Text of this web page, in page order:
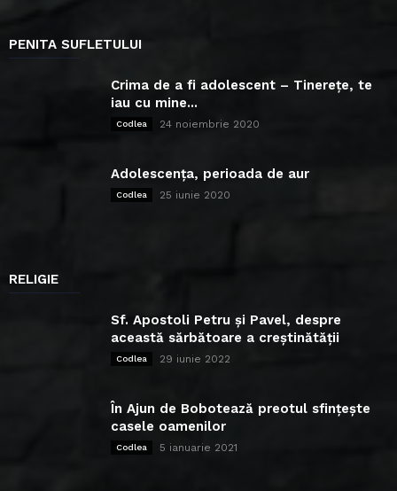
PENITA SUFLETULUI
Crima de a fi adolescent – Tinerețe, te
iau cu mine...
Codlea 24 noiembrie 2020
Adolescența, perioada de aur
Codlea 25 iunie 2020
RELIGIE
Sf. Apostoli Petru și Pavel, despre
această sărbătoare a creștinătății
Codlea 29 iunie 2022
În Ajun de Bobotează preotul sfințește
casele oamenilor
Codlea 5 ianuarie 2021